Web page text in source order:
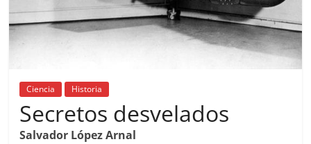
Ciencia Historia
Secretos desvelados
Salvador López Arnal